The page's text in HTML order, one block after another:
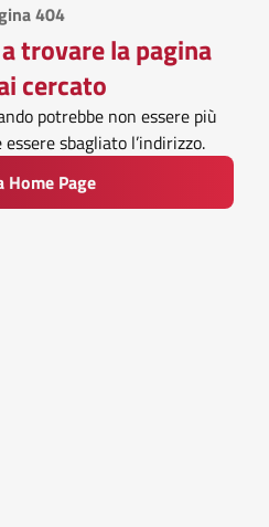
404
trovare la pagina
cercato
potrebbe non essere più
sbagliato l’indirizzo.
Home Page